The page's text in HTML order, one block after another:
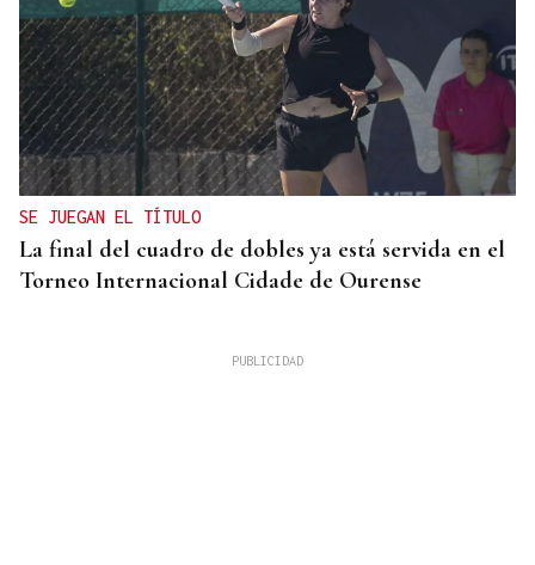
SE JUEGAN EL TÍTULO
La final del cuadro de dobles ya está servida en el
Torneo Internacional Cidade de Ourense